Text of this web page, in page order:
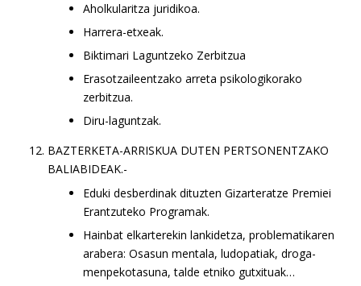
Aholkularitza juridikoa.
Harrera-etxeak.
Biktimari Laguntzeko Zerbitzua
Erasotzaileentzako arreta psikologikorako
zerbitzua.
Diru-laguntzak.
BAZTERKETA-ARRISKUA DUTEN PERTSONENTZAKO
BALIABIDEAK.-
Eduki desberdinak dituzten Gizarteratze Premiei
Erantzuteko Programak.
Hainbat elkarterekin lankidetza, problematikaren
arabera: Osasun mentala, ludopatiak, droga-
menpekotasuna, talde etniko gutxituak…